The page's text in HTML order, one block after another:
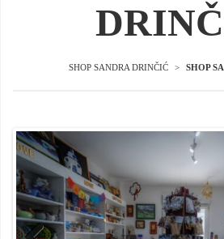
SHOP SANDRA DRINČIĆ > SHOP